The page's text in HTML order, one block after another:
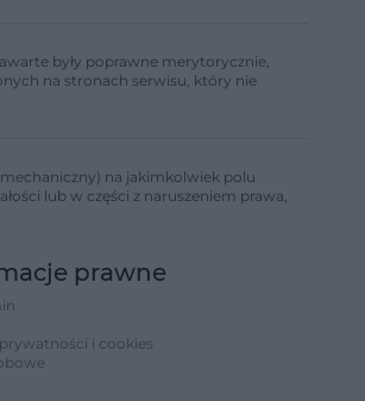
były poprawne merytorycznie,
na stronach serwisu, który nie
na jakimkolwiek polu
lub w części z naruszeniem prawa,
prawne
i cookies